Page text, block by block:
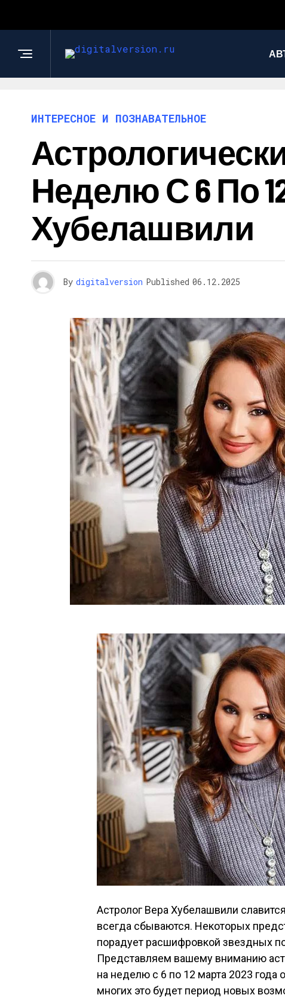
ИНТЕРЕСНОЕ И ПОЗНАВАТЕЛЬНОЕ
Неделю С 6 По
Хубелашвили
By digitalversion Published 06.12.2025
Астролог Вера Хубелашвили
всегда сбываются. Некоторых
порадует расшифровкой звездных
Представляем вашему вниманию
на неделю с 6 по 12 марта 2023
многих это будет период новых